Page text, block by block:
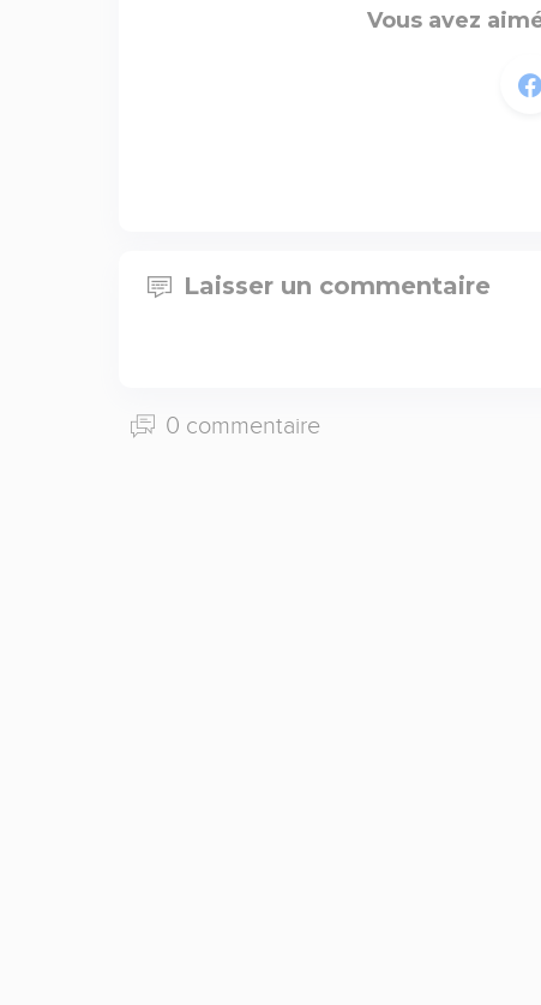
Vous avez
Laisser un commentaire
0 commentaire